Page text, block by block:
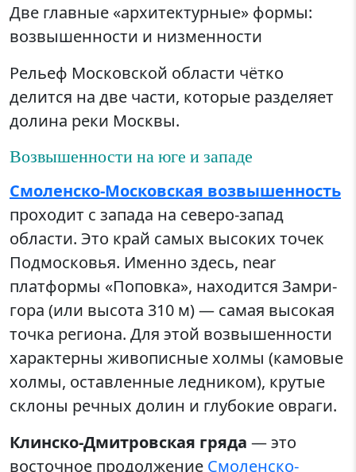
Две главные «архитектурные» формы:
возвышенности и низменности
Рельеф Московской области чётко
делится на две части, которые разделяет
долина реки Москвы.
Возвышенности на юге и западе
Смоленско-Московская возвышенность
проходит с запада на северо-запад
области. Это край самых высоких точек
Подмосковья. Именно здесь, near
платформы «Поповка», находится Замри-
гора (или высота 310 м) — самая высокая
точка региона. Для этой возвышенности
характерны живописные холмы (камовые
холмы, оставленные ледником), крутые
склоны речных долин и глубокие овраги.
Клинско-Дмитровская гряда — это
восточное продолжение Смоленско-